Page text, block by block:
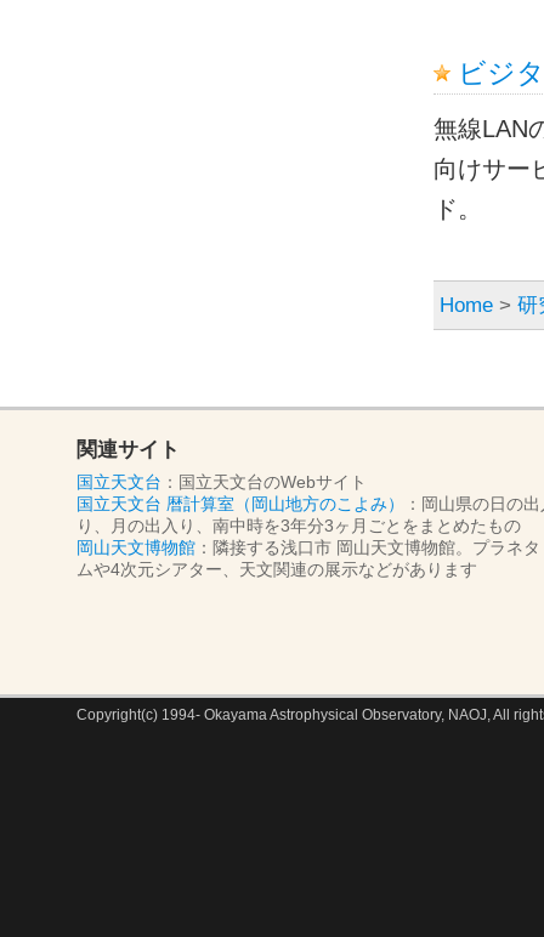
ビジ
無線LAN
向けサー
ド。
Home > 研
関連サイト
国立天文台 ：国立天文台のWebサイト
国立天文台 暦計算室（岡山地方のこよみ）
：岡山県の日の
り、月の出入り、南中時を3年分3ヶ月ごとをまとめたもの
岡山天文博物館 ：隣接する浅口市 岡山天文博物館。プラネタ
ムや4次元シアター、天文関連の展示などがあります
Copyright(c) 1994- Okayama Astrophysical Observatory, NAOJ, All